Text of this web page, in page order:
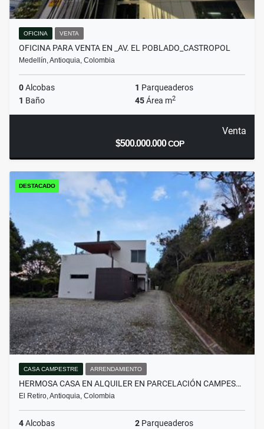
OFICINA VENTA
OFICINA PARA VENTA EN _AV. EL POBLADO_CASTROPOL
Medellín, Antioquia, Colombia
0Alcobas 1 Parqueaderos
1 Baño 45Área m2
Venta
$500.000.000COP
DESTACADO
CASA CAMPESTRE ARRENDAMIENTO
HERMOSA CASA EN ALQUILER EN PARCELACIÓN CAMPES…
El Retiro, Antioquia, Colombia
4Alcobas 2 Parqueaderos